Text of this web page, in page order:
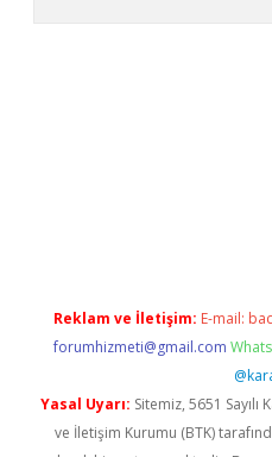
Reklam ve İletişim: E-mail:
forumhizmeti@gmail.com
Yasal Uyarı: Sitemiz, 5651
ve İletişim Kurumu (BTK)